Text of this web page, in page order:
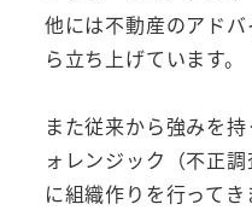
他には不動産のアド
ら立ち上げています。
また従来から強みを
ォレンジック（不正
に組織作りを行ってき